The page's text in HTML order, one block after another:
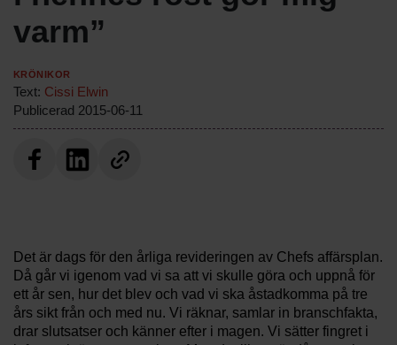
Annonsera
Om oss
Kontakta oss
efter:
Chefakademin+
varm”
Krönikor
Text: Cissi Elwin
Publicerad 2015-06-11
Det är dags för den årliga revideringen av Chefs affärsplan.
Då går vi igenom vad vi sa att vi skulle göra och uppnå för
ett år sen, hur det blev och vad vi ska åstadkomma på tre
års sikt från och med nu. Vi räknar, samlar in branschfakta,
drar slutsatser och känner efter i magen. Vi sätter fingret i